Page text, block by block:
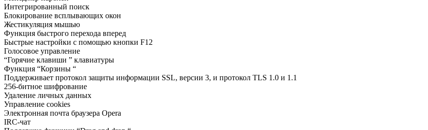
Интегрированный поиск
Блокирование всплывающих окон
Жестикуляция мышью
Функция быстрого перехода вперед
Быстрые настройки с помощью кнопки F12
Голосовое управление
“Горячие клавиши ” клавиатуры
Функция “Корзины “
Поддерживает протокол защиты информации SSL, версии 3, и протокол TLS 1.0 и 1.1
256-битное шифрование
Удаление личных данных
Управление cookies
Электронная почта браузера Opera
IRC-чат